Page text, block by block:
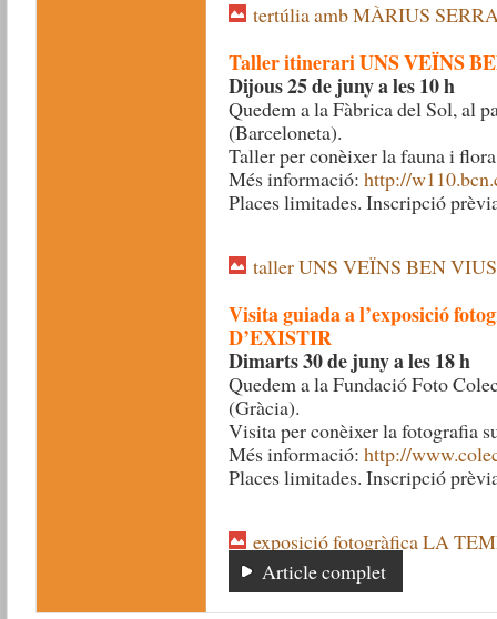
tertúlia amb MÀRIUS
Taller itinerari UNS VEÏNS
Dijous 25 de juny a les 10 h
Quedem a la Fàbrica del Sol, al
(Barceloneta).
Taller per conèixer la fauna i
Més informació: http://
Places limitades. Inscripció
taller UNS VEÏNS BEN
Visita guiada a l’exposició
D’EXISTIR
Dimarts 30 de juny a les 18 h
Quedem a la Fundació Foto
(Gràcia).
Visita per conèixer la fotografia
Més informació: http://
Places limitades. Inscripció
exposició fotogràfica LA
Article complet